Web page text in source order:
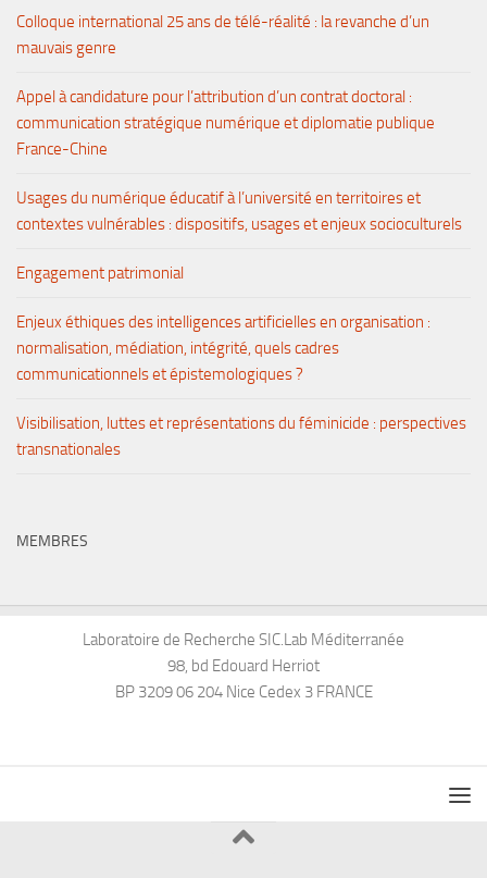
Colloque international 25 ans de télé-réalité : la revanche d’un
mauvais genre
Appel à candidature pour l’attribution d’un contrat doctoral :
communication stratégique numérique et diplomatie publique
France-Chine
Usages du numérique éducatif à l’université en territoires et
contextes vulnérables : dispositifs, usages et enjeux socioculturels
Engagement patrimonial
Enjeux éthiques des intelligences artificielles en organisation :
normalisation, médiation, intégrité, quels cadres
communicationnels et épistemologiques ?
Visibilisation, luttes et représentations du féminicide : perspectives
transnationales
MEMBRES
Laboratoire de Recherche SIC.Lab Méditerranée
98, bd Edouard Herriot
BP 3209 06 204 Nice Cedex 3 FRANCE